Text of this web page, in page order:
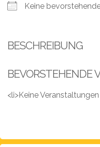
Events
Videos
Blog
Keine
BESCHREIBUNG
BEVORSTEHENDE
<li>Keine